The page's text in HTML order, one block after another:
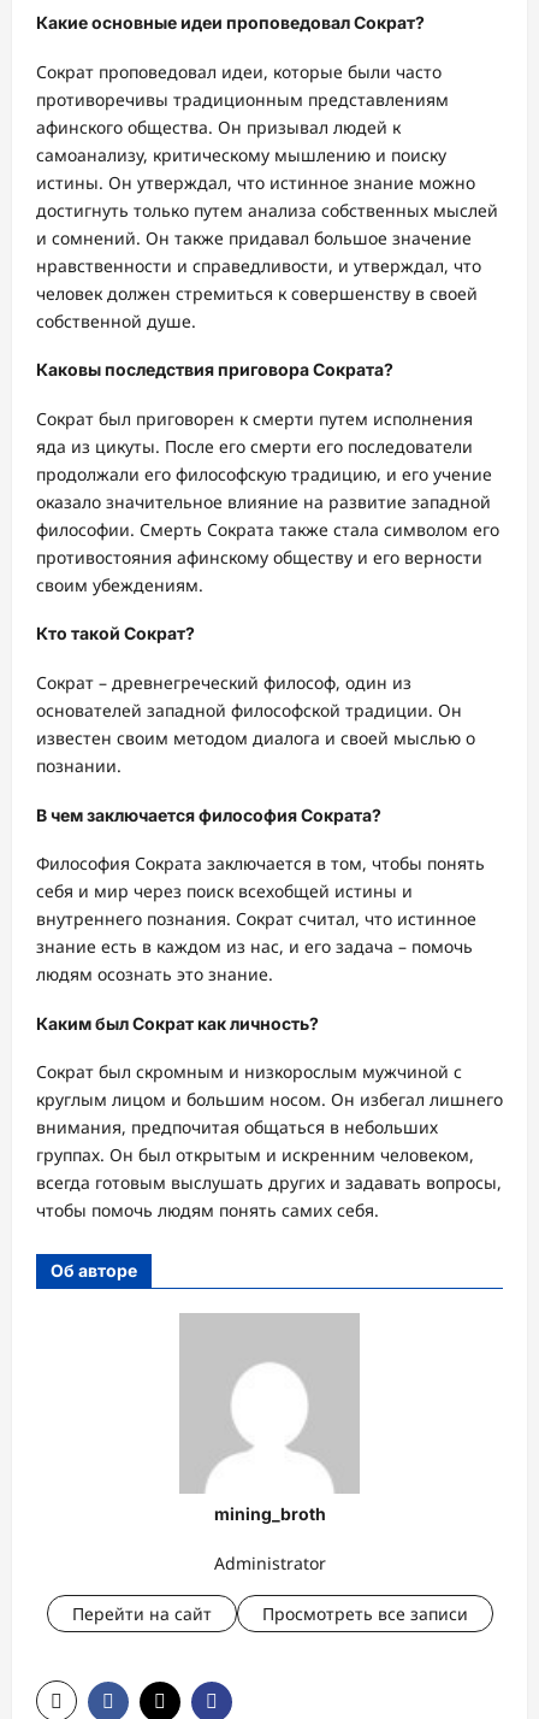
Какие основные идеи проповедовал Сократ?
Сократ проповедовал идеи, которые были часто
противоречивы традиционным представлениям
афинского общества. Он призывал людей к
самоанализу, критическому мышлению и поиску
истины. Он утверждал, что истинное знание можно
достигнуть только путем анализа собственных мыслей
и сомнений. Он также придавал большое значение
нравственности и справедливости, и утверждал, что
человек должен стремиться к совершенству в своей
собственной душе.
Каковы последствия приговора Сократа?
Сократ был приговорен к смерти путем исполнения
яда из цикуты. После его смерти его последователи
продолжали его философскую традицию, и его учение
оказало значительное влияние на развитие западной
философии. Смерть Сократа также стала символом его
противостояния афинскому обществу и его верности
своим убеждениям.
Кто такой Сократ?
Сократ – древнегреческий философ, один из
основателей западной философской традиции. Он
известен своим методом диалога и своей мыслью о
познании.
В чем заключается философия Сократа?
Философия Сократа заключается в том, чтобы понять
себя и мир через поиск всехобщей истины и
внутреннего познания. Сократ считал, что истинное
знание есть в каждом из нас, и его задача – помочь
людям осознать это знание.
Каким был Сократ как личность?
Сократ был скромным и низкорослым мужчиной с
круглым лицом и большим носом. Он избегал лишнего
внимания, предпочитая общаться в небольших
группах. Он был открытым и искренним человеком,
всегда готовым выслушать других и задавать вопросы,
чтобы помочь людям понять самих себя.
Об авторе
mining_broth
Administrator
Перейти на сайт Просмотреть все записи